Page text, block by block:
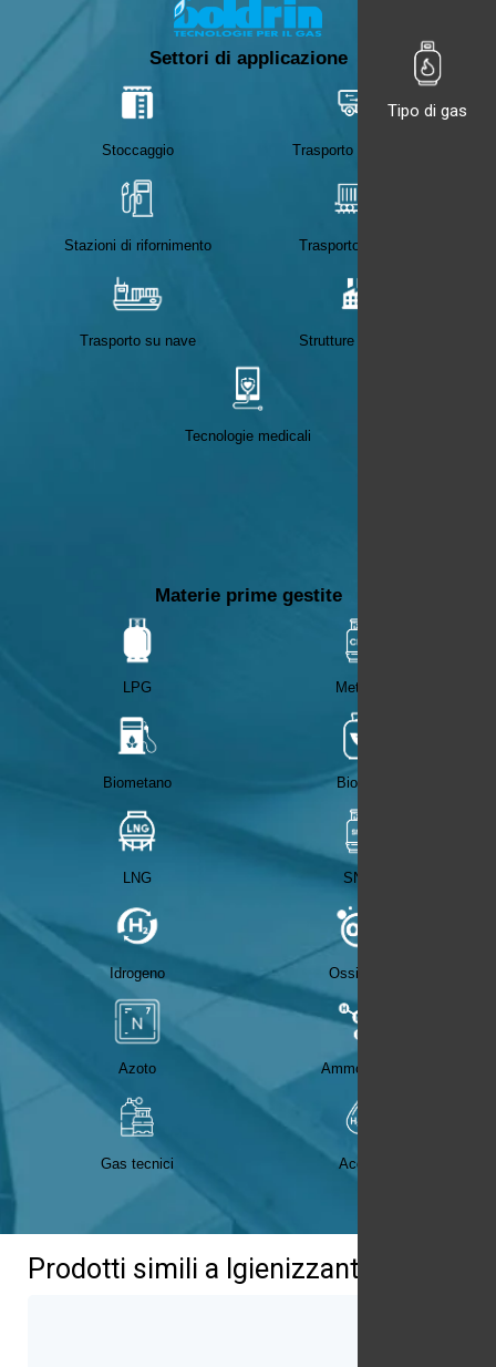
Settori di applicazione
Stoccaggio Trasporto su gomma
Stazioni di rifornimento Trasporto su rotaie
Trasporto su nave Strutture industriali
Tecnologie medicali
Materie prime gestite
LPG Metano
Biometano Biogas
LNG SNG
Idrogeno Ossigeno
Azoto Ammoniaca
Gas tecnici Acqua
Prodotti simili a Igienizzanti
Tipo di gas